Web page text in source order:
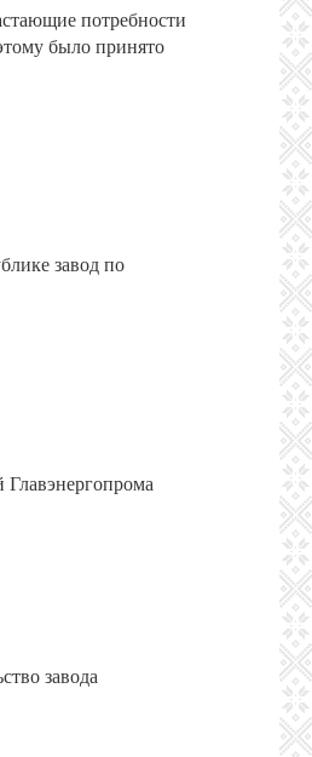
потребности
было принято
завод по
завода